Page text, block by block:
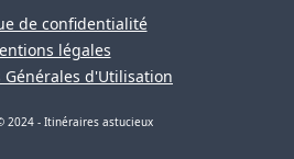
de confidentialité
légales
Générales d'Utilisation
2024 - Itinéraires astucieux